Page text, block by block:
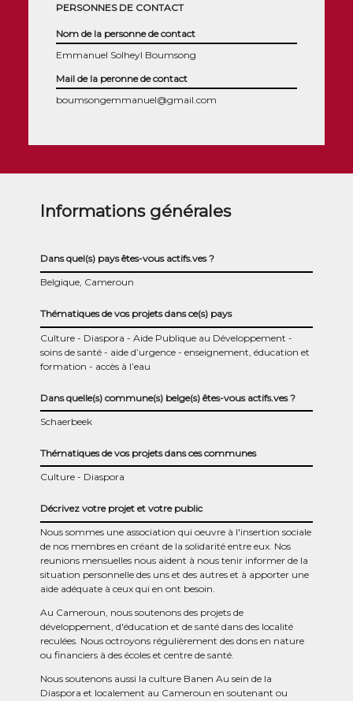
PERSONNES DE CONTACT
Nom de la personne de contact
Emmanuel Solheyl Boumsong
Mail de la peronne de contact
boumsongemmanuel@gmail.com
Informations générales
Dans quel(s) pays êtes-vous actifs.ves ?
Belgique, Cameroun
Thématiques de vos projets dans ce(s) pays
Culture Diaspora
Aide Publique au Développement
soins de santé
aide d’urgence
enseignement, éducation et
formation
accès à l’eau
Dans quelle(s) commune(s) belge(s) êtes-vous actifs.ves ?
Schaerbeek
Thématiques de vos projets dans ces communes
Culture Diaspora
Décrivez votre projet et votre public
Nous sommes une association qui oeuvre à l'insertion sociale
de nos membres en créant de la solidarité entre eux. Nos
reunions mensuelles nous aident à nous tenir informer de la
situation personnelle des uns et des autres et à apporter une
aide adéquate à ceux qui en ont besoin.
Au Cameroun, nous soutenons des projets de
développement, d'éducation et de santé dans des localité
reculées. Nous octroyons régulièrement des dons en nature
ou financiers à des écoles et centre de santé.
Nous soutenons aussi la culture Banen Au sein de la
Diaspora et localement au Cameroun en soutenant ou